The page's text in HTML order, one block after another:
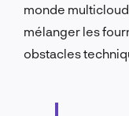
monde
mélanger les
obstacles